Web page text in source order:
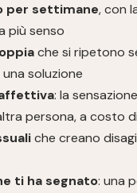
per settimane, con
più senso
che si ripetono
soluzione
: la
persona, a costo
che creano
ti ha segnato: una